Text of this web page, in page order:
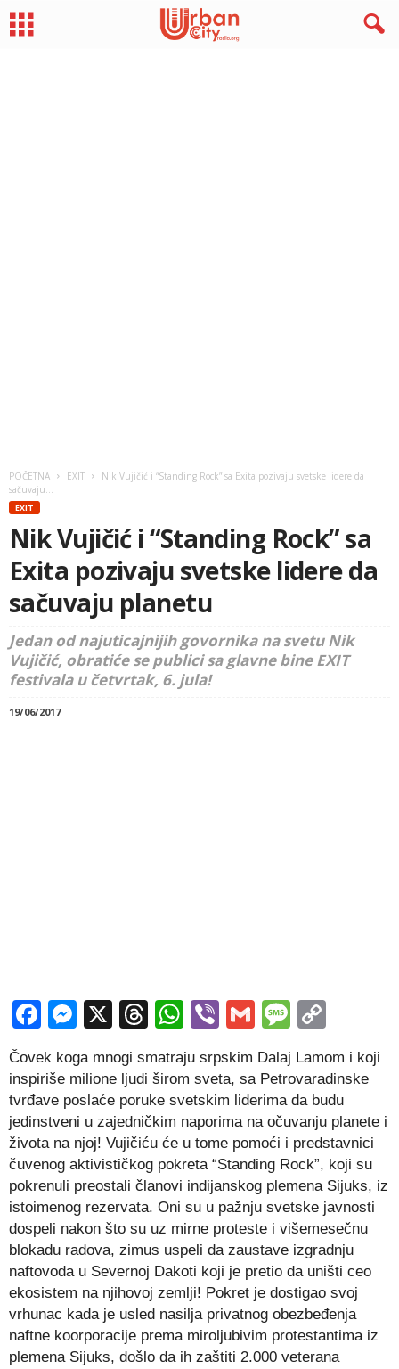
POČETNA EXIT
Nik Vujičić i “Standing Rock” sa Exita pozivaju svetske lidere da
sačuvaju...
EXIT
Nik Vujičić i “Standing Rock” sa
Exita pozivaju svetske lidere da
sačuvaju planetu
Jedan od najuticajnijih govornika na svetu Nik
Vujičić, obratiće se publici sa glavne bine EXIT
festivala u četvrtak, 6. jula!
19/06/2017
Facebook
Messenger
X Threads
WhatsApp
ViberGmail
Čovek koga mnogi smatraju srpskim Dalaj Lamom i koji
inspiriše milione ljudi širom sveta, sa Petrovaradinske
tvrđave poslaće poruke svetskim liderima da budu
jedinstveni u zajedničkim naporima na očuvanju planete i
života na njoj! Vujičiću će u tome pomoći i predstavnici
čuvenog aktivističkog pokreta “Standing Rock”, koji su
pokrenuli preostali članovi indijanskog plemena Sijuks, iz
istoimenog rezervata. Oni su u pažnju svetske javnosti
dospeli nakon što su uz mirne proteste i višemesečnu
blokadu radova, zimus uspeli da zaustave izgradnju
naftovoda u Severnoj Dakoti koji je pretio da uništi ceo
ekosistem na njihovoj zemlji! Pokret je dostigao svoj
vrhunac kada je usled nasilja privatnog obezbeđenja
naftne koorporacije prema miroljubivim protestantima iz
plemena Sijuks, došlo da ih zaštiti 2.000 veterana